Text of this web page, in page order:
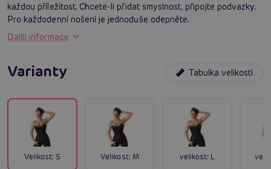
každou příležitost. Chcete-li přidat smyslnost, připojte podvazky.
Pro každodenní nošení je jednoduše odepněte.
Další informace
Varianty Tabulka velikostí
Velikost: S Velikost: M velikost: L